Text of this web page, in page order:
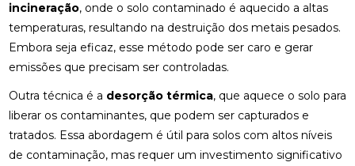
incineração, onde o solo contaminado é aquecido a altas
temperaturas, resultando na destruição dos metais pesados.
Embora seja eficaz, esse método pode ser caro e gerar
emissões que precisam ser controladas.
Outra técnica é a desorção térmica, que aquece o solo para
liberar os contaminantes, que podem ser capturados e
tratados. Essa abordagem é útil para solos com altos níveis
de contaminação, mas requer um investimento significativo